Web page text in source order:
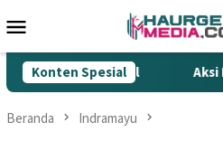
ke
Mobile
Konten Spesial
Rokok Ilegal Aksi Heroik
Beranda Indramayu